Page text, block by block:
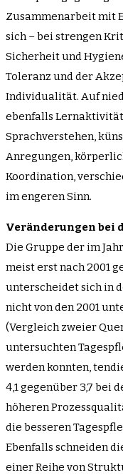
Zusammenarbeit mit
sich – bei strengen
Sicherheit und
Toleranz und der
Individualität. Auf
ebenfalls
Sprachverstehen,
Anregungen,
Koordination,
im engeren Sinn.
Veränderungen bei
Die Gruppe der im
meist erst nach 2001
unterscheidet sich in
nicht von den 2001
(Vergleich zweier
untersuchten
werden konnten,
4,1 gegenüber 3,7 bei
höheren
die besseren
Ebenfalls schneiden
einer Reihe von